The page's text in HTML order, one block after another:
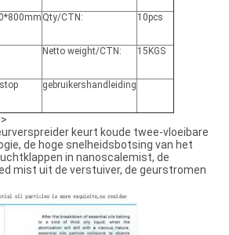
Qty/CTN: 10pcs
Netto weight/CTN: 15KGS
gebruikershandleiding
keurt koude twee-vloeibare
de hoge snelheidsbotsing van het
in nanoscalemist, de
mist uit de verstuiver, de geurstromen